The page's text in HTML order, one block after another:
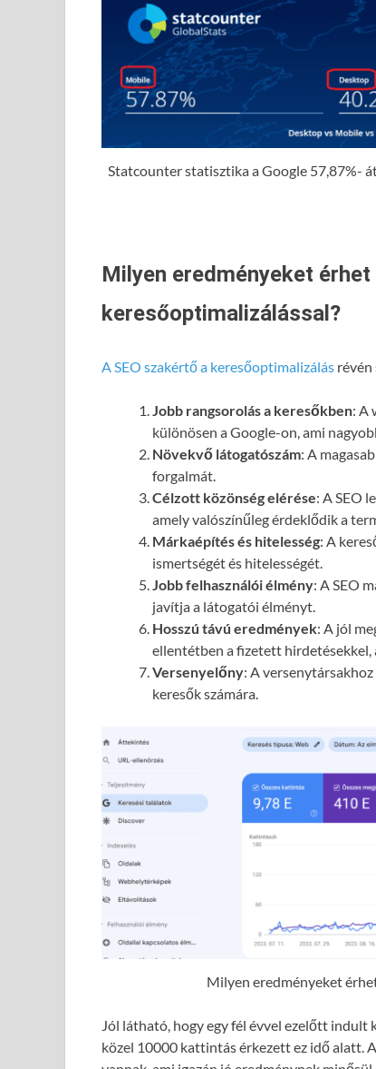
Statcounter statisztika a Google 57,87%-
Milyen eredményeket érhet
keresőoptimalizálással?
A SEO szakértő a keresőoptimalizálás
Jobb rangsorolás a keresőkben: A
különösen a Google-on, ami
Növekvő látogatószám: A
forgalmát.
Célzott közönség elérése: A SEO
amely valószínűleg érdeklődik a
Márkaépítés és hitelesség: A
ismertségét és hitelességét.
Jobb felhasználói élmény: A SEO
javítja a látogatói élményt.
Hosszú távú eredmények: A jól
ellentétben a fizetett hirdetésekkel,
Versenyelőny: A
keresők számára.
Milyen eredményeket
Jól látható, hogy egy fél évvel ezelőtt
közel 10000 kattintás érkezett ez idő alatt.